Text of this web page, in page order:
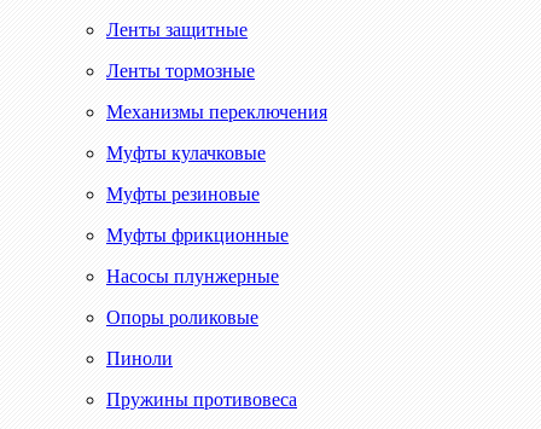
Ленты защитные
Ленты тормозные
Механизмы переключения
Муфты кулачковые
Муфты резиновые
Муфты фрикционные
Насосы плунжерные
Опоры роликовые
Пиноли
Пружины противовеса